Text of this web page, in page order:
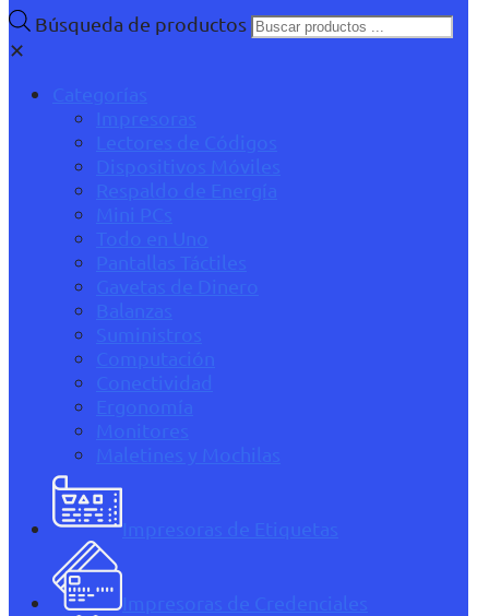
Búsqueda de productos
✕
Categorías
Impresoras
Lectores de Códigos
Dispositivos Móviles
Respaldo de Energía
Mini PCs
Todo en Uno
Pantallas Táctiles
Gavetas de Dinero
Balanzas
Suministros
Computación
Conectividad
Ergonomía
Monitores
Maletines y Mochilas
Impresoras de Etiquetas
Impresoras de Credenciales